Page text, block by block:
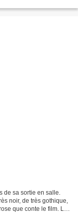
de sa sortie en salle.
noir, de très gothique,
que conte le film. La